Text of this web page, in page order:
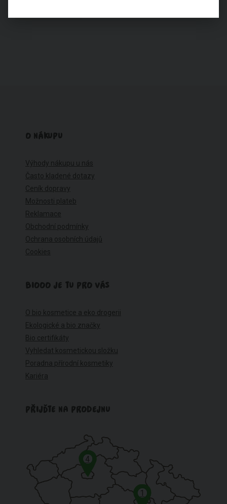
O NÁKUPU
Výhody nákupu u nás
Často kladené dotazy
Ceník dopravy
Možnosti plateb
Reklamace
Obchodní podmínky
Ochrana osobních údajů
Cookies
BIOOO JE TU PRO VÁS
O bio kosmetice a eko drogerii
Ekologické a bio značky
Bio certifikáty
Vyhledat kosmetickou složku
Poradna přírodní kosmetiky
Kariéra
PŘIJĎTE NA PRODEJNU
1
4